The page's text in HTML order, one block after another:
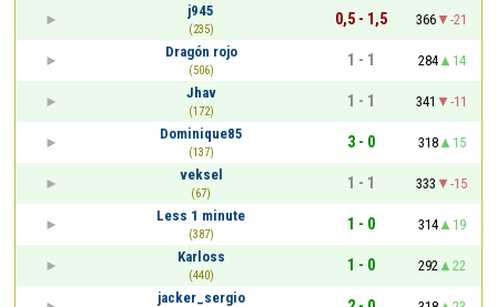
j945
(235)
0,5 - 1,5 366
-21
Dragón rojo
(506)
1 - 1 284
14
Jhav
(172)
1 - 1 341
-11
Dominique85
(137)
3 - 0 318
15
veksel
(67)
1 - 1 333
-15
Less 1 minute
(387)
1 - 0 314
19
Karloss
(440)
1 - 0 292
22
jacker_sergio